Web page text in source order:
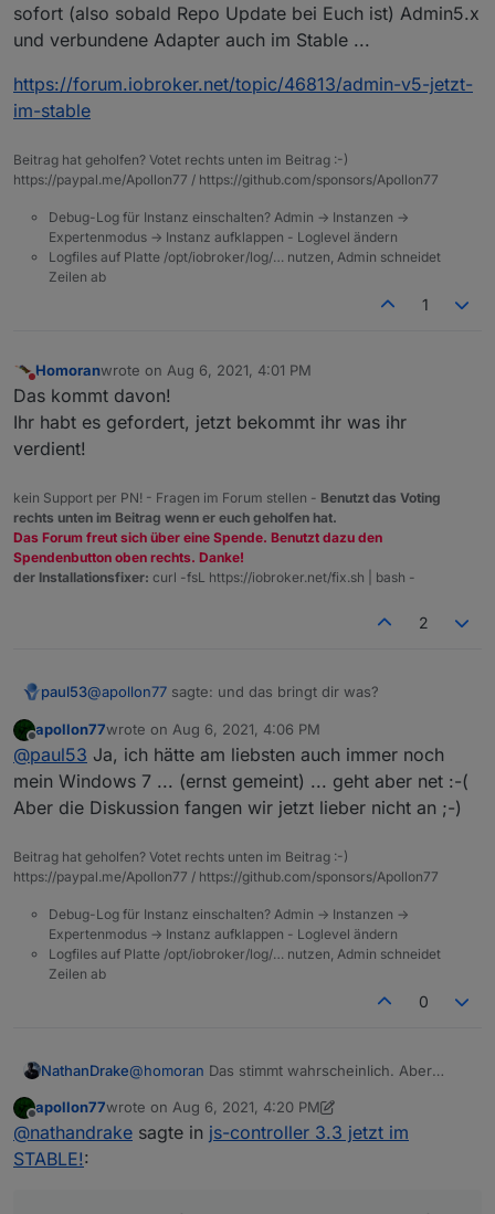
sofort (also sobald Repo Update bei Euch ist) Admin5.x
und verbundene Adapter auch im Stable ...
https://forum.iobroker.net/topic/46813/admin-v5-jetzt-
im-stable
Beitrag hat geholfen? Votet rechts unten im Beitrag :-)
https://paypal.me/Apollon77 / https://github.com/sponsors/Apollon77
Debug-Log für Instanz einschalten? Admin -> Instanzen ->
Expertenmodus -> Instanz aufklappen - Loglevel ändern
Logfiles auf Platte /opt/iobroker/log/… nutzen, Admin schneidet
Zeilen ab
1
Do not disturb
Homoranwrote on Aug 6, 2021, 4:01 PM
last edited by
Das kommt davon!
Ihr habt es gefordert, jetzt bekommt ihr was ihr
verdient!
kein Support per PN! - Fragen im Forum stellen - Benutzt das Voting
rechts unten im Beitrag wenn er euch geholfen hat.
Das Forum freut sich über eine Spende. Benutzt dazu den
Spendenbutton oben rechts. Danke!
der Installationsfixer: curl -fsL https://iobroker.net/fix.sh | bash -
2
paul53@apollon77 sagte: und das bringt dir was?
@fabian1 sagte injs-controller 3.3 jetzt im STABLE!
im vergleich zur alten MEGA MEGA
unübersichtlich.
Offline
apollon77wrote on Aug 6, 2021, 4:06 PM
last edited by
@paul53 Ja, ich hätte am liebsten auch immer noch
mein Windows 7 ... (ernst gemeint) ... geht aber net :-(
Aber die Diskussion fangen wir jetzt lieber nicht an ;-)
Beitrag hat geholfen? Votet rechts unten im Beitrag :-)
https://paypal.me/Apollon77 / https://github.com/sponsors/Apollon77
Debug-Log für Instanz einschalten? Admin -> Instanzen ->
Expertenmodus -> Instanz aufklappen - Loglevel ändern
Logfiles auf Platte /opt/iobroker/log/… nutzen, Admin schneidet
Zeilen ab
0
NathanDrake@homoran Das stimmt wahrscheinlich. Aber
viele Abhängigkeiten gibt. Eben der Nachteil von
einem modularen System.
Offline
apollon77wrote on Aug 6, 2021, 4:20 PM
last edited by apollon77Aug 6, 2021, 6:24 PM
@nathandrake sagte in js-controller 3.3 jetzt im
STABLE!: